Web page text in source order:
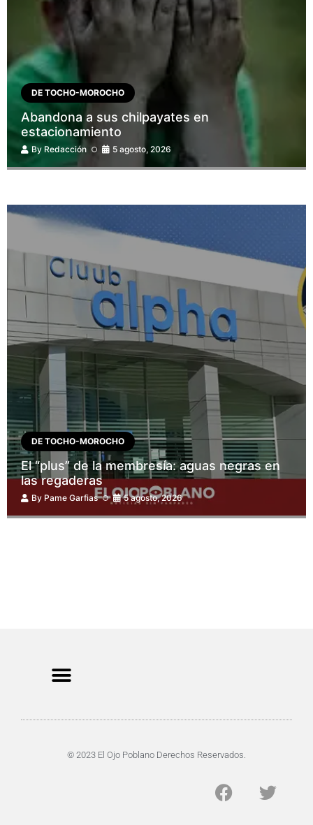
DE TOCHO-MOROCHO
Abandona a sus chilpayates en
estacionamiento
By Redacción 5 agosto, 2026
DE TOCHO-MOROCHO
El “plus” de la membresía: aguas negras en
las regaderas
By Pame Garfias 5 agosto, 2026
© 2023 El Ojo Poblano Derechos Reservados.